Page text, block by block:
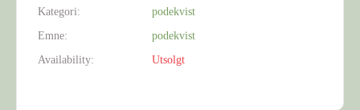
Kategori:
podekvist
Emne:
podekvist
Availability:
Utsolgt